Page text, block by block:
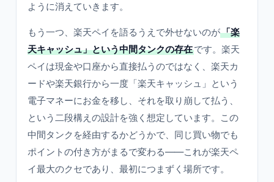
ように消えていきます。
もう一つ、楽天ペイを語るうえで外せないのが「楽
天キャッシュ」という中間タンクの存在です。楽天
ペイは現金や口座から直接払うのではなく、楽天カ
ードや楽天銀行から一度「楽天キャッシュ」という
電子マネーにお金を移し、それを取り崩して払う、
という二段構えの設計を強く想定しています。この
中間タンクを経由するかどうかで、同じ買い物でも
ポイントの付き方がまるで変わる——これが楽天ペ
イ最大のクセであり、最初につまずく場所です。